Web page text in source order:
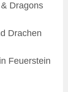
Dragons
Drachen
Feuerstein